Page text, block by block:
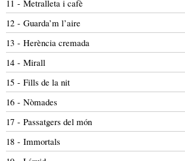
11 - Metralleta i cafè
12 - Guarda’m l’aire
13 - Herència cremada
14 - Mirall
15 - Fills de la nit
16 - Nòmades
17 - Passatgers del món
18 - Immortals